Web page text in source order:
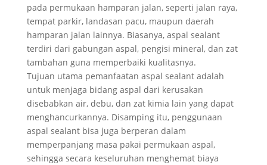
pada permukaan hamparan jalan, seperti jalan raya,
tempat parkir, landasan pacu, maupun daerah
hamparan jalan lainnya. Biasanya, aspal sealant
terdiri dari gabungan aspal, pengisi mineral, dan zat
tambahan guna memperbaiki kualitasnya.
Tujuan utama pemanfaatan aspal sealant adalah
untuk menjaga bidang aspal dari kerusakan
disebabkan air, debu, dan zat kimia lain yang dapat
menghancurkannya. Disamping itu, penggunaan
aspal sealant bisa juga berperan dalam
memperpanjang masa pakai permukaan aspal,
sehingga secara keseluruhan menghemat biaya